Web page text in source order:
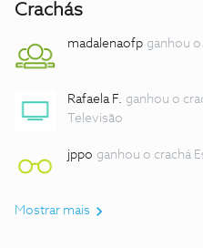
Crachás
madalenaofp ganhou o
Rafaela F. ganhou o
Televisão
jppo ganhou o crachá
Mostrar mais